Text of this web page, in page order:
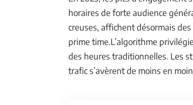
horaires de forte audience
creuses, affichent désormais
prime time.L’algorithme
des heures traditionnelles. Les
trafic s’avèrent de moins en